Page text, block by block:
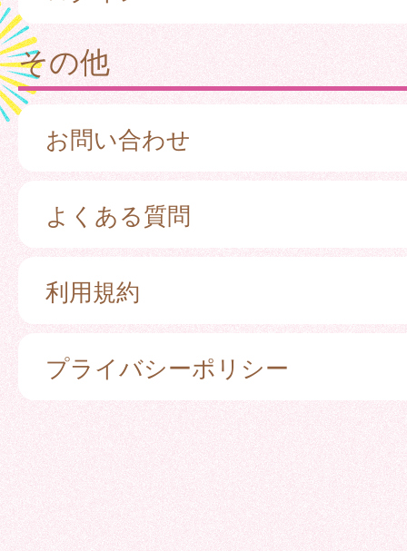
その他
お問い合わせ
よくある質問
利用規約
プライバシーポリシー